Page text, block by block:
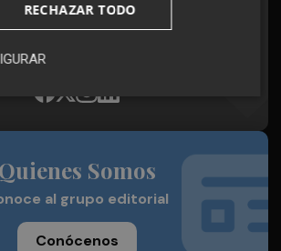
en redes
desde cualquier medio
Quienes Somos
al grupo editorial
Conócenos
RECHAZAR TODO